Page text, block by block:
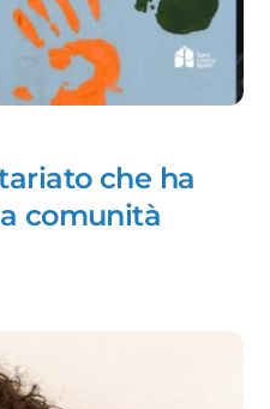
che ha
comunità